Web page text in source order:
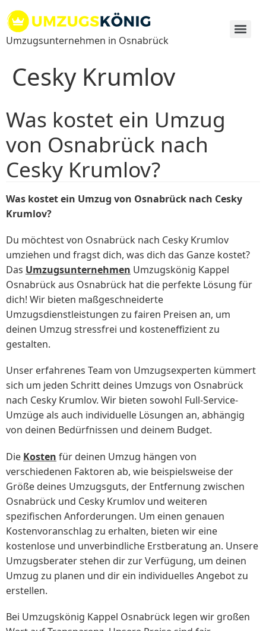
Inhalt
springen
Umzugsunternehmen in Osnabrück
Cesky Krumlov
Was kostet ein Umzug
von Osnabrück nach
Cesky Krumlov?
Was kostet ein Umzug von Osnabrück nach Cesky
Krumlov?
Du möchtest von Osnabrück nach Cesky Krumlov
umziehen und fragst dich, was dich das Ganze kostet?
Das Umzugsunternehmen Umzugskönig Kappel
Osnabrück aus Osnabrück hat die perfekte Lösung für
dich! Wir bieten maßgeschneiderte
Umzugsdienstleistungen zu fairen Preisen an, um
deinen Umzug stressfrei und kosteneffizient zu
gestalten.
Unser erfahrenes Team von Umzugsexperten kümmert
sich um jeden Schritt deines Umzugs von Osnabrück
nach Cesky Krumlov. Wir bieten sowohl Full-Service-
Umzüge als auch individuelle Lösungen an, abhängig
von deinen Bedürfnissen und deinem Budget.
Die Kosten für deinen Umzug hängen von
verschiedenen Faktoren ab, wie beispielsweise der
Größe deines Umzugsguts, der Entfernung zwischen
Osnabrück und Cesky Krumlov und weiteren
spezifischen Anforderungen. Um einen genauen
Kostenvoranschlag zu erhalten, bieten wir eine
kostenlose und unverbindliche Erstberatung an. Unsere
Umzugsberater stehen dir zur Verfügung, um deinen
Umzug zu planen und dir ein individuelles Angebot zu
erstellen.
Bei Umzugskönig Kappel Osnabrück legen wir großen